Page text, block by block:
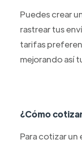
Puedes crear
rastrear tus
tarifas
mejorando así
¿Cómo
Para cotizar un